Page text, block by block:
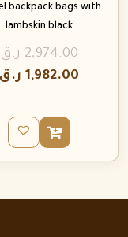
backpack bags with
lambskin black
2,974.00 ر.ق
1,982.00 ر.ق